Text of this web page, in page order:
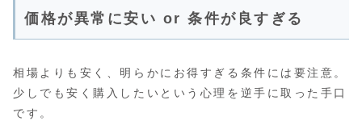
価格が異常に安い or 条件が良すぎる
相場よりも安く、明らかにお得すぎる条件には要注意。
少しでも安く購入したいという心理を逆手に取った手口
です。